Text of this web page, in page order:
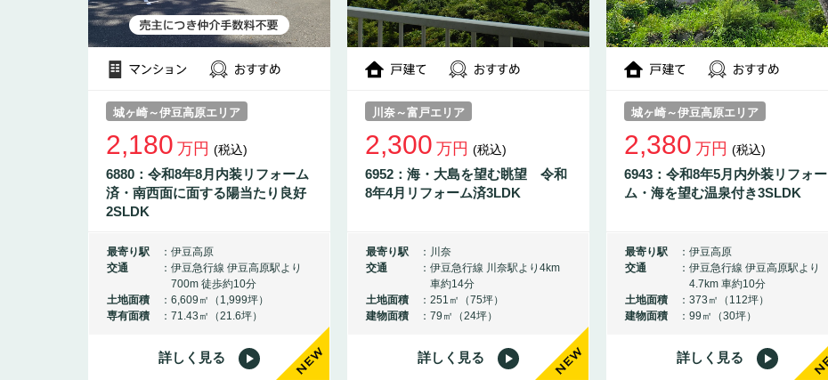
城ヶ崎～伊豆高原エリア
2,180 万円 (税込)
6880：令和8年8月内装リフォーム
済・南西面に面する陽当たり良好
2SLDK
最寄り駅
伊豆高原
交通
伊豆急行線 伊豆高原駅より
700m 徒歩約10分
土地面積
6,609㎡（1,999坪）
専有面積
71.43㎡（21.6坪）
詳しく見る
川奈～富戸エリア
2,300 万円 (税込)
6952：海・大島を望む眺望 令和
8年4月リフォーム済3LDK
最寄り駅
川奈
交通
伊豆急行線 川奈駅より4km
車約14分
土地面積
251㎡（75坪）
建物面積
79㎡（24坪）
詳しく見る
城ヶ崎～伊豆高原エリア
2,380 万円 (税込)
6943：令和8年5月内外装リフォー
ム・海を望む温泉付き3SLDK
最寄り駅
伊豆高原
交通
伊豆急行線 伊豆高原駅より
4.7km 車約10分
土地面積
373㎡（112坪）
建物面積
99㎡（30坪）
詳しく見る